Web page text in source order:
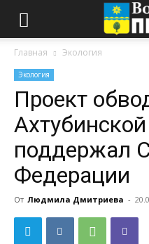
Главная Экология
Экология
Проект
поддержал
Федерации
От Людмила Дмитриева -